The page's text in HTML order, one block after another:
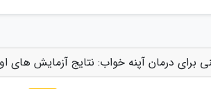
برای درمان آپنه خواب: نتایج آزمایش های